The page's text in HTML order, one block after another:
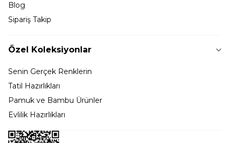
Blog
Sipariş Takip
Özel Koleksiyonlar
Senin Gerçek Renklerin
Tatil Hazırlıkları
Pamuk ve Bambu Ürünler
Evlilik Hazırlıkları